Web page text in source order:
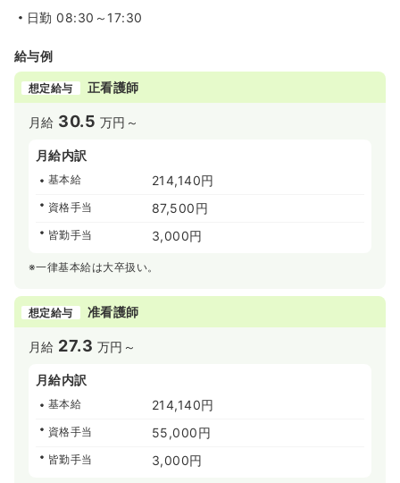
日勤 08:30～17:30
給与例
想定給与 正看護師
月給 30.5 万円～
月給内訳
基本給 214,140円
資格手当 87,500円
皆勤手当 3,000円
※一律基本給は大卒扱い。
想定給与 准看護師
月給 27.3 万円～
月給内訳
基本給 214,140円
資格手当 55,000円
皆勤手当 3,000円